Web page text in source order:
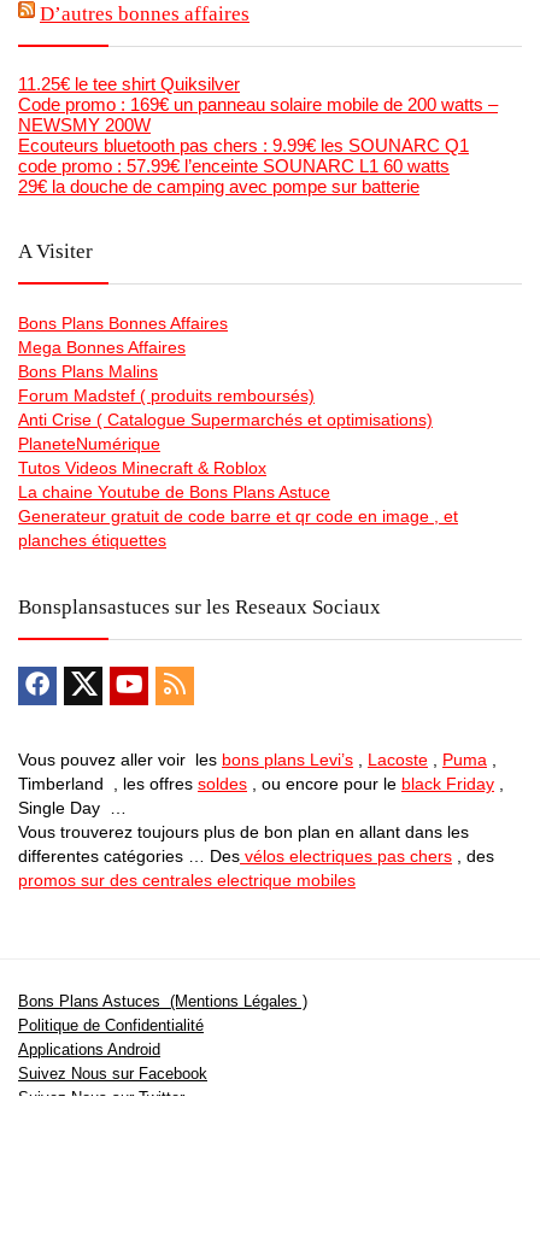
D’autres bonnes affaires
11.25€ le tee shirt Quiksilver
Code promo : 169€ un panneau solaire mobile de 200 watts –
NEWSMY 200W
Ecouteurs bluetooth pas chers : 9.99€ les SOUNARC Q1
code promo : 57.99€ l’enceinte SOUNARC L1 60 watts
29€ la douche de camping avec pompe sur batterie
A Visiter
Bons Plans Bonnes Affaires
Mega Bonnes Affaires
Bons Plans Malins
Forum Madstef ( produits remboursés)
Anti Crise ( Catalogue Supermarchés et optimisations)
PlaneteNumérique
Tutos Videos Minecraft & Roblox
La chaine Youtube de Bons Plans Astuce
Generateur gratuit de code barre et qr code en image , et
planches étiquettes
Bonsplansastuces sur les Reseaux Sociaux
Vous pouvez aller voir les bons plans Levi’s Lacoste Puma
Timberland , les offres soldes , ou encore pour le black Friday
Single Day …
Vous trouverez toujours plus de bon plan en allant dans les
differentes catégories … Des vélos electriques pas chers , des
promos sur des centrales electrique mobiles
Bons Plans Astuces (Mentions Légales )
Politique de Confidentialité
Applications Android
Suivez Nous sur Facebook
Suivez Nous sur Twitter